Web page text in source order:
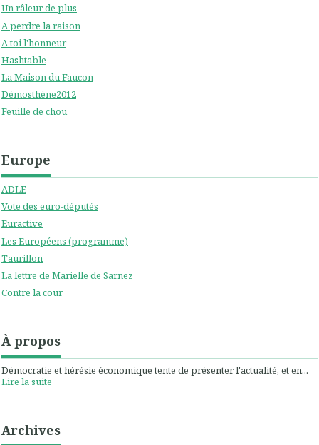
Un râleur de plus
A perdre la raison
A toi l'honneur
Hashtable
La Maison du Faucon
Démosthène2012
Feuille de chou
Europe
ADLE
Vote des euro-députés
Euractive
Les Européens (programme)
Taurillon
La lettre de Marielle de Sarnez
Contre la cour
À propos
Démocratie et hérésie économique tente de présenter l'actualité, et en...
Lire la suite
Archives